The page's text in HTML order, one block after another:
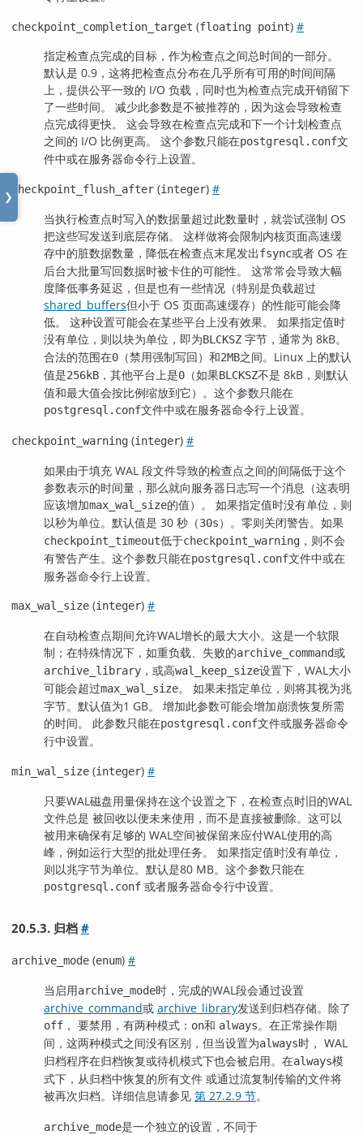
❯
checkpoint_completion_target (floating point) #
指定检查点完成的目标，作为检查点之间总时间的一部分。
默认是 0.9，这将把检查点分布在几乎所有可用的时间间隔
上，提供公平一致的 I/O 负载，同时也为检查点完成开销留下
了一些时间。 减少此参数是不被推荐的，因为这会导致检查
点完成得更快。 这会导致在检查点完成和下一个计划检查点
之间的 I/O 比例更高。 这个参数只能在postgresql.conf文
件中或在服务器命令行上设置。
checkpoint_flush_after (integer) #
当执行检查点时写入的数据量超过此数量时，就尝试强制 OS
把这些写发送到底层存储。 这样做将会限制内核页面高速缓
存中的脏数据数量，降低在检查点末尾发出fsync或者 OS 在
后台大批量写回数据时被卡住的可能性。 这常常会导致大幅
度降低事务延迟，但是也有一些情况（特别是负载超过
shared_buffers但小于 OS 页面高速缓存）的性能可能会降
低。 这种设置可能会在某些平台上没有效果。 如果指定值时
没有单位，则以块为单位，即为BLCKSZ 字节，通常为 8kB。
合法的范围在0 （禁用强制写回）和2MB之间。Linux 上的默认
值是256kB ，其他平台上是0 （如果BLCKSZ不是 8kB，则默认
值和最大值会按比例缩放到它）。这个参数只能在
postgresql.conf文件中或在服务器命令行上设置。
checkpoint_warning (integer) #
如果由于填充 WAL 段文件导致的检查点之间的间隔低于这个
参数表示的时间量，那么就向服务器日志写一个消息（这表明
应该增加max_wal_size的值）。 如果指定值时没有单位，则
以秒为单位。默认值是 30 秒（30s）。零则关闭警告。如果
checkpoint_timeout低于checkpoint_warning ，则不会
有警告产生。这个参数只能在postgresql.conf文件中或在
服务器命令行上设置。
max_wal_size (integer) #
在自动检查点期间允许WAL增长的最大大小。这是一个软限
制；在特殊情况下，如重负载、失败的archive_command或
archive_library ，或高wal_keep_size设置下，WAL大小
可能会超过max_wal_size。 如果未指定单位，则将其视为兆
字节。默认值为1 GB。 增加此参数可能会增加崩溃恢复所需
的时间。 此参数只能在postgresql.conf文件或服务器命令
行中设置。
min_wal_size (integer) #
只要WAL磁盘用量保持在这个设置之下，在检查点时旧的WAL
文件总是 被回收以便未来使用，而不是直接被删除。这可以
被用来确保有足够的 WAL空间被保留来应付WAL使用的高
峰，例如运行大型的批处理任务。 如果指定值时没有单位，
则以兆字节为单位。默认是80 MB。这个参数只能在
postgresql.conf 或者服务器命令行中设置。
20.5.3. 归档#
archive_mode (enum) #
当启用archive_mode时，完成的WAL段会通过设置
archive_command或 archive_library发送到归档存储。除了
off ， 要禁用，有两种模式： on和 always。在正常操作期
间，这两种模式之间没有区别，但当设置为always时， WAL
归档程序在归档恢复或待机模式下也会被启用。在always模
式下，从归档中恢复的所有文件 或通过流复制传输的文件将
被再次归档。详细信息请参见 第 27.2.9 节。
archive_mode是一个独立的设置，不同于